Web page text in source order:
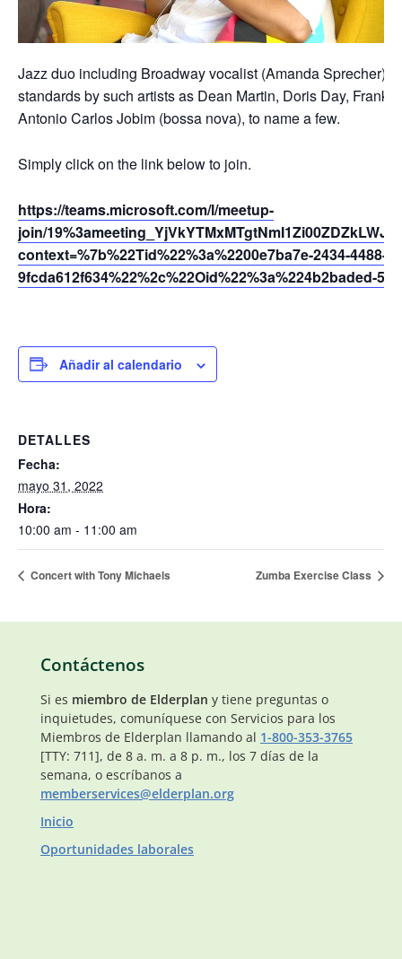
Jazz duo including Broadway vocalist (Amanda Sprecher)
standards by such artists as Dean Martin, Doris Day, Frank
Antonio Carlos Jobim (bossa nova), to name a few.
Simply click on the link below to join.
https://teams.microsoft.com/l/meetup-
join/
context=%7b%22Tid%22%3a%2200e7ba7e-2434-4488-
9fcda612f634%22%2c%22Oid%22%3a%224b2baded-
Añadir al calendario
DETALLES
Fecha:
mayo 31, 2022
Hora:
10:00 am - 11:00 am
Concert with Tony Michaels Zumba Exercise Class
Contáctenos
Si es miembro de Elderplan y tiene preguntas o
inquietudes, comuníquese con Servicios para los
Miembros de Elderplan llamando al 1-800-353-3765
[TTY: 711], de 8 a. m. a 8 p. m., los 7 días de la
semana, o escríbanos a
memberservices@elderplan.org
Inicio
Oportunidades laborales